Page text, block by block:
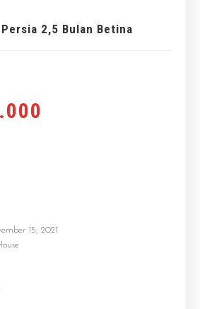
2,5 Bulan Betina
15, 2021